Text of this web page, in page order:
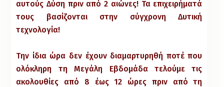
αυτούς Δύση πριν από 2 αιώνες! Τα επιχειρήματά
τους βασίζονται στην σύγχρονη Δυτική
τεχνολογία!
Την ίδια ώρα δεν έχουν διαμαρτυρηθή ποτέ που
ολόκληρη τη Μεγάλη Εβδομάδα τελούμε τις
ακολουθίες από 8 έως 12 ώρες πριν από τη